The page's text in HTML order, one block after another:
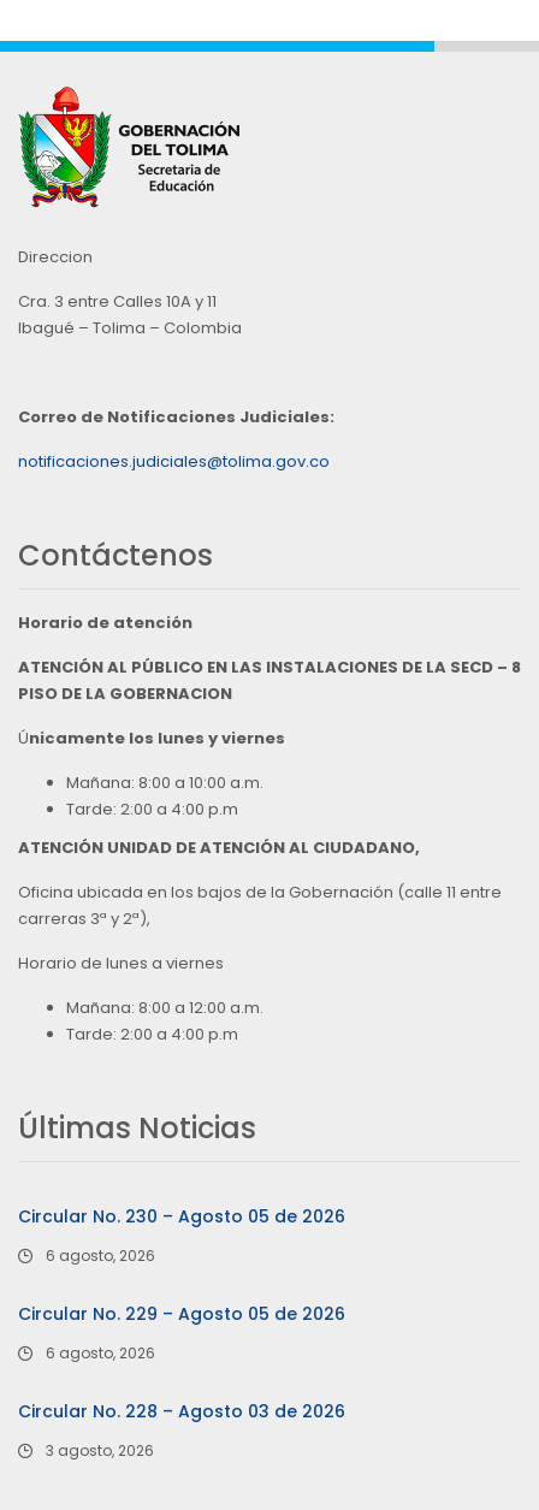
Direccion
Cra. 3 entre Calles 10A y 11
Ibagué – Tolima – Colombia
Correo de Notificaciones Judiciales:
notificaciones.judiciales@tolima.gov.co
Contáctenos
Horario de atención
ATENCIÓN AL PÚBLICO EN LAS INSTALACIONES DE LA SECD – 8
PISO DE LA GOBERNACION
Únicamente los lunes y viernes
Mañana: 8:00 a 10:00 a.m.
Tarde: 2:00 a 4:00 p.m
ATENCIÓN UNIDAD DE ATENCIÓN AL CIUDADANO,
Oficina ubicada en los bajos de la Gobernación (calle 11 entre
carreras 3ª y 2ª),
Horario de lunes a viernes
Mañana: 8:00 a 12:00 a.m.
Tarde: 2:00 a 4:00 p.m
Últimas Noticias
Circular No. 230 – Agosto 05 de 2026
6 agosto, 2026
Circular No. 229 – Agosto 05 de 2026
6 agosto, 2026
Circular No. 228 – Agosto 03 de 2026
3 agosto, 2026